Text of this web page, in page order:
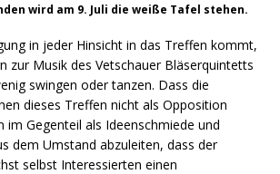
wird am 9. Juli die weiße Tafel stehen.
in jeder Hinsicht in das Treffen kommt,
zur Musik des Vetschauer Bläserquintetts
swingen oder tanzen. Dass die
dieses Treffen nicht als Opposition
im Gegenteil als Ideenschmiede und
dem Umstand abzuleiten, dass der
selbst Interessierten einen